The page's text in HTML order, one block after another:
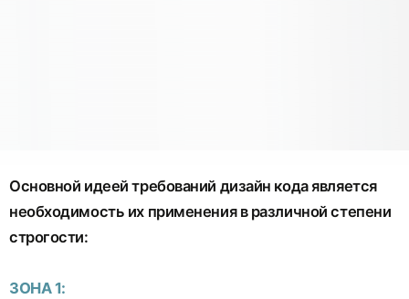
Основной идеей требований дизайн кода является
необходимость их применения в различной степени
строгости:
ЗОНА 1: